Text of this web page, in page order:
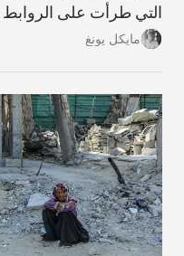
التي طرأت على الروابط
مايكل يونغ